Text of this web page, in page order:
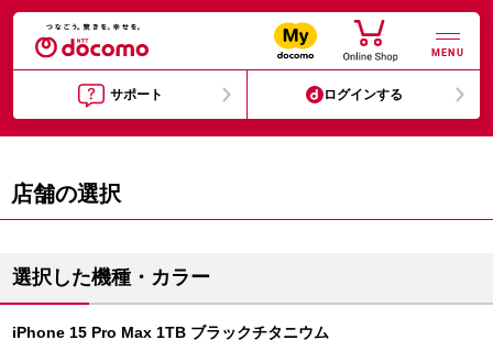
MENU
サポート ログインする
店舗の選択
選択した機種・カラー
iPhone 15 Pro Max 1TB ブラックチタニウム